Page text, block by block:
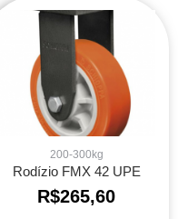
200-300kg
Rodízio FMX 42 UPE
R$265,60